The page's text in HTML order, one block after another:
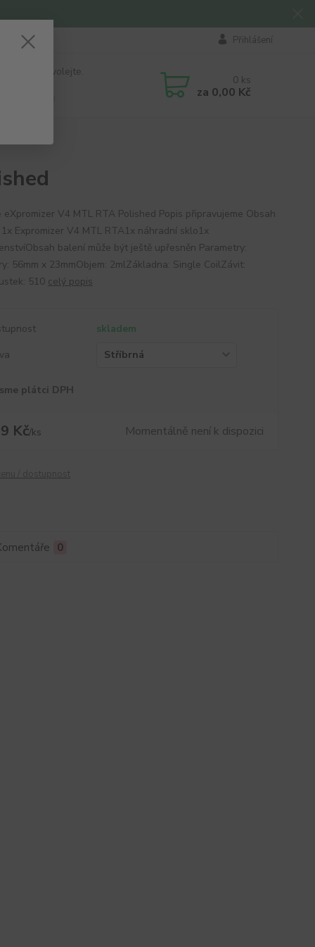
Přihlášení
si rady? Zavolejte.
0 ks
za 0,00 Kč
eXpromizer V4 MTL RTA Polished Popis připravujeme Obsah
Expromizer V4 MTL RTA1x náhradní sklo1x
balení může být ještě upřesněn Parametry:
56mm x 23mmObjem: 2mlZákladna: Single CoilZávit:
510 celý popis
skladem
plátci DPH
Kč/ks Momentálně není k dispozici
0